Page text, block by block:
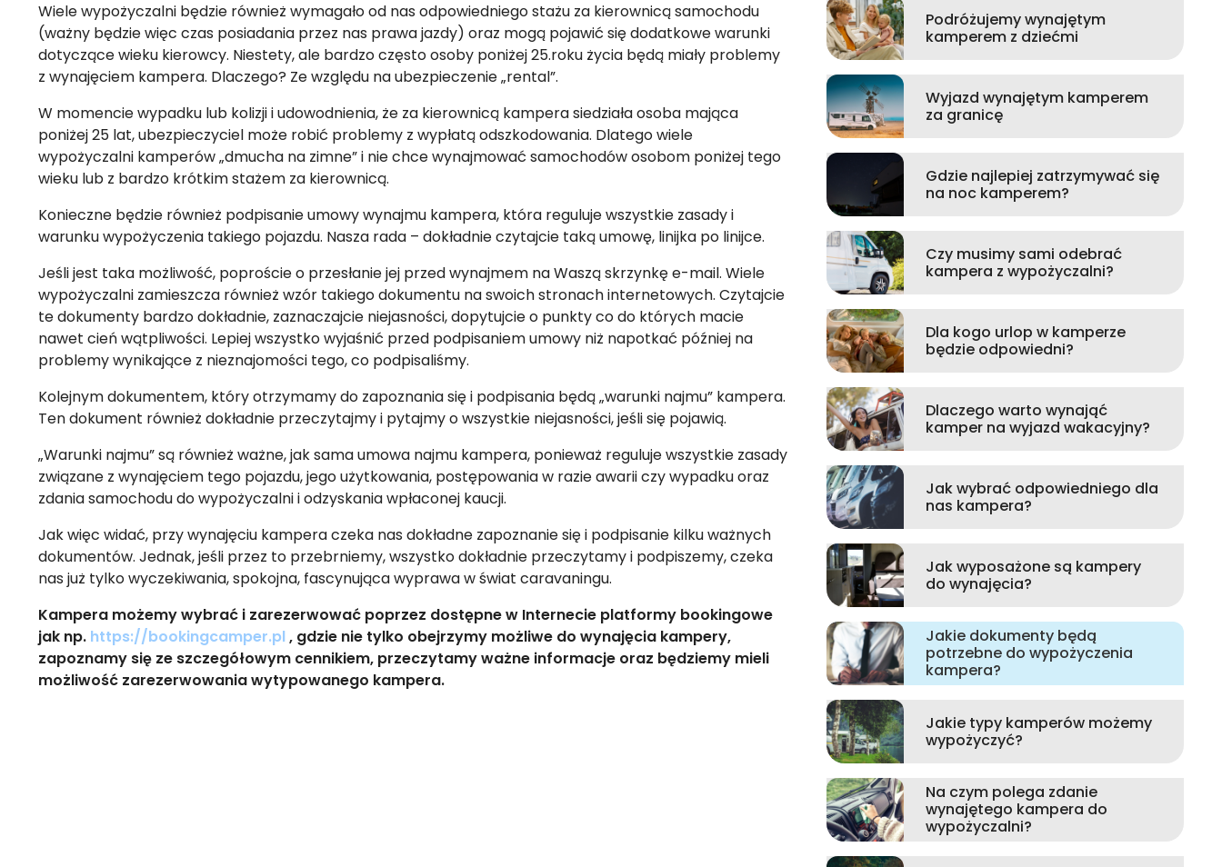
Wiele wypożyczalni będzie również wymagało od nas odpowiedniego stażu za kierownicą samochodu
(ważny będzie więc czas posiadania przez nas prawa jazdy) oraz mogą pojawić się dodatkowe warunki
dotyczące wieku kierowcy. Niestety, ale bardzo często osoby poniżej 25.roku życia będą miały problemy
z wynajęciem kampera. Dlaczego? Ze względu na ubezpieczenie „rental”.
W momencie wypadku lub kolizji i udowodnienia, że za kierownicą kampera siedziała osoba mająca
poniżej 25 lat, ubezpieczyciel może robić problemy z wypłatą odszkodowania. Dlatego wiele
wypożyczalni kamperów „dmucha na zimne” i nie chce wynajmować samochodów osobom poniżej tego
wieku lub z bardzo krótkim stażem za kierownicą.
Konieczne będzie również podpisanie umowy wynajmu kampera, która reguluje wszystkie zasady i
warunku wypożyczenia takiego pojazdu. Nasza rada – dokładnie czytajcie taką umowę, linijka po linijce.
Jeśli jest taka możliwość, poproście o przesłanie jej przed wynajmem na Waszą skrzynkę e-mail. Wiele
wypożyczalni zamieszcza również wzór takiego dokumentu na swoich stronach internetowych. Czytajcie
te dokumenty bardzo dokładnie, zaznaczajcie niejasności, dopytujcie o punkty co do których macie
nawet cień wątpliwości. Lepiej wszystko wyjaśnić przed podpisaniem umowy niż napotkać później na
problemy wynikające z nieznajomości tego, co podpisaliśmy.
Kolejnym dokumentem, który otrzymamy do zapoznania się i podpisania będą „warunki najmu” kampera.
Ten dokument również dokładnie przeczytajmy i pytajmy o wszystkie niejasności, jeśli się pojawią.
„Warunki najmu” są również ważne, jak sama umowa najmu kampera, ponieważ reguluje wszystkie zasady
związane z wynajęciem tego pojazdu, jego użytkowania, postępowania w razie awarii czy wypadku oraz
zdania samochodu do wypożyczalni i odzyskania wpłaconej kaucji.
Jak więc widać, przy wynajęciu kampera czeka nas dokładne zapoznanie się i podpisanie kilku ważnych
dokumentów. Jednak, jeśli przez to przebrniemy, wszystko dokładnie przeczytamy i podpiszemy, czeka
nas już tylko wyczekiwania, spokojna, fascynująca wyprawa w świat caravaningu.
Kampera możemy wybrać i zarezerwować poprzez dostępne w Internecie platformy bookingowe
jak np. https://bookingcamper.pl, gdzie nie tylko obejrzymy możliwe do wynajęcia kampery,
zapoznamy się ze szczegółowym cennikiem, przeczytamy ważne informacje oraz będziemy mieli
możliwość zarezerwowania wytypowanego kampera.
Podróżujemy wynajętym
kamperem z dziećmi
Wyjazd wynajętym kamperem
za granicę
Gdzie najlepiej zatrzymywać się
na noc kamperem?
Czy musimy sami odebrać
kampera z wypożyczalni?
Dla kogo urlop w kamperze
będzie odpowiedni?
Dlaczego warto wynająć
kamper na wyjazd wakacyjny?
Jak wybrać odpowiedniego dla
nas kampera?
Jak wyposażone są kampery
do wynajęcia?
Jakie dokumenty będą
potrzebne do wypożyczenia
kampera?
Jakie typy kamperów możemy
wypożyczyć?
Na czym polega zdanie
wynajętego kampera do
wypożyczalni?